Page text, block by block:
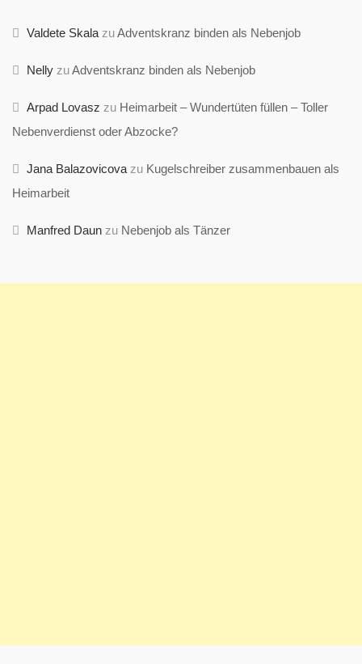
Valdete Skala zuAdventskranz binden als Nebenjob
Nelly zuAdventskranz binden als Nebenjob
Arpad Lovasz zu Heimarbeit – Wundertüten füllen – Toller
Nebenverdienst oder Abzocke?
Jana Balazovicova zu Kugelschreiber zusammenbauen als
Heimarbeit
Manfred Daun zu Nebenjob als Tänzer